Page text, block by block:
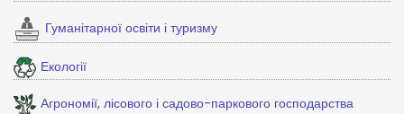
Гуманітарної освіти і туризму
Екології
Агрономії, лісового і садово-паркового господарства